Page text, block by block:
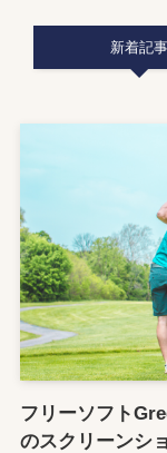
新着記事
フリーソフト
のスクリーンシ